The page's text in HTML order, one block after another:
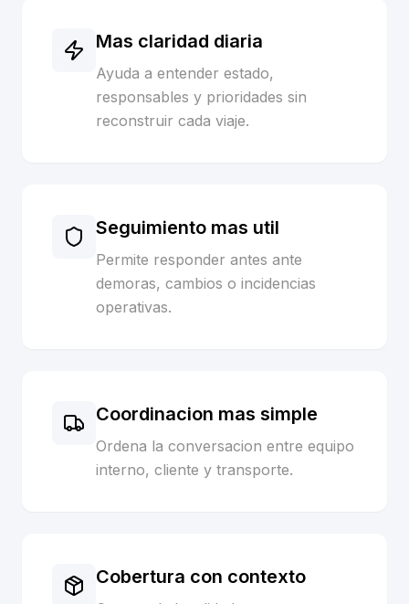
Mas claridad diaria
Ayuda a entender estado,
responsables y prioridades sin
reconstruir cada viaje.
Seguimiento mas util
Permite responder antes ante
demoras, cambios o incidencias
operativas.
Coordinacion mas simple
Ordena la conversacion entre equipo
interno, cliente y transporte.
Cobertura con contexto